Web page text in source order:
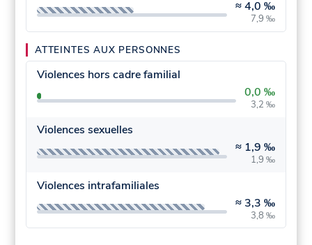
≈4,0 ‰
7,9 ‰
ATTEINTES AUX PERSONNES
Violences hors cadre familial
0,0 ‰
3,2 ‰
Violences sexuelles
≈ 1,9 ‰
1,9 ‰
Violences intrafamiliales
≈ 3,3 ‰
3,8 ‰